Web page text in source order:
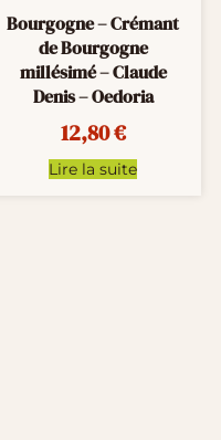
Bourgogne – Crémant
de Bourgogne
millésimé – Claude
Denis – Oedoria
12,80€
Lire la suite